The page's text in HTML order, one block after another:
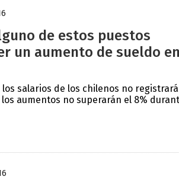
de estos puestos
un aumento de sueldo
salarios de los chilenos no
aumentos no superarán el 8%